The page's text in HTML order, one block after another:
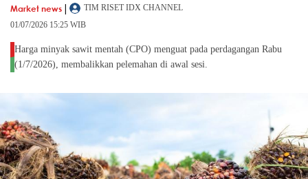
Market news |
TIM RISET IDX CHANNEL
01/07/2026 15:25 WIB
Harga minyak sawit mentah (CPO) menguat pada perdagangan Rabu
(1/7/2026), membalikkan pelemahan di awal sesi.